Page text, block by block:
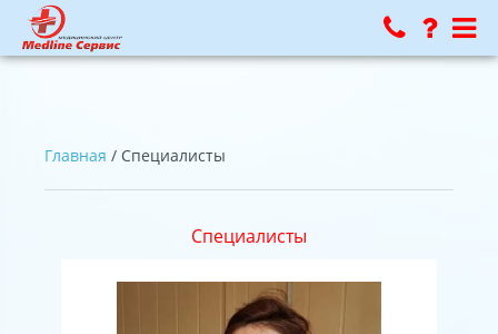
Главная / Специалисты
Специалисты